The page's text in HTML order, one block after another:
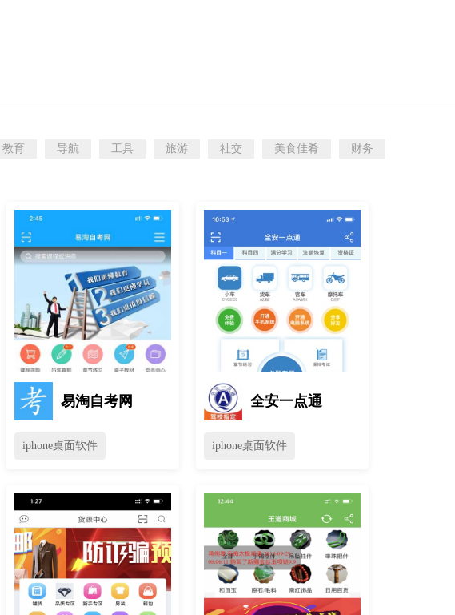
教育 导航 工具 旅游 社交 美食佳肴 财务
易淘自考网
iphone桌面软件
全安一点通
iphone桌面软件